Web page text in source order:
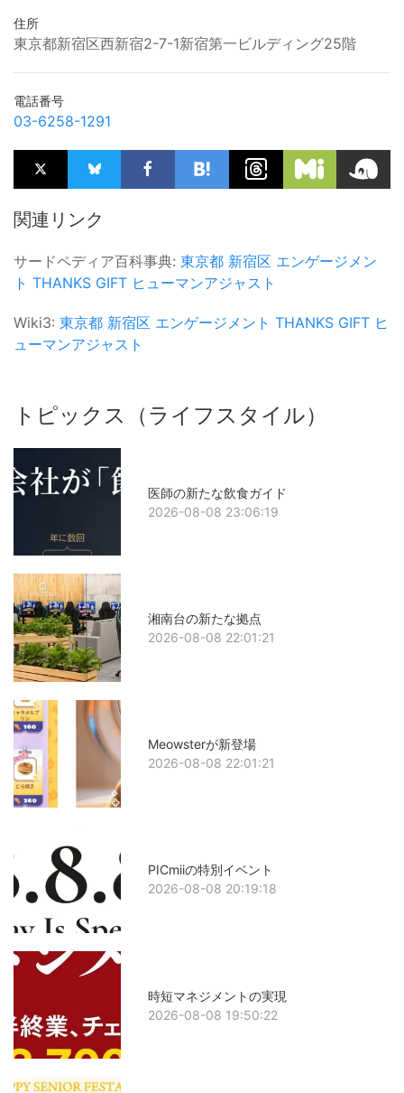
住所
東京都新宿区西新宿2-7-1新宿第一ビルディング25階
電話番号
03-6258-1291
関連リンク
サードペディア百科事典: 東京都 新宿区 エンゲージメン
ト THANKS GIFT ヒューマンアジャスト
Wiki3: 東京都 新宿区 エンゲージメント THANKS GIFT ヒ
ューマンアジャスト
トピックス（ライフスタイル）
医師の新たな飲食ガイド
2026-08-08 23:06:19
湘南台の新たな拠点
2026-08-08 22:01:21
Meowsterが新登場
2026-08-08 22:01:21
PICmiiの特別イベント
2026-08-08 20:19:18
時短マネジメントの実現
2026-08-08 19:50:22